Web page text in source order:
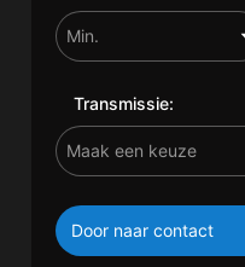
Transmissie:
Door naar contact